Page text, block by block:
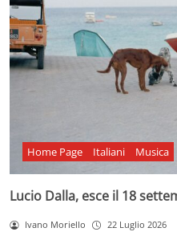
Home Page Italiani Musica
Lucio Dalla, esce il 18
Ivano Moriello 22 Luglio 2026